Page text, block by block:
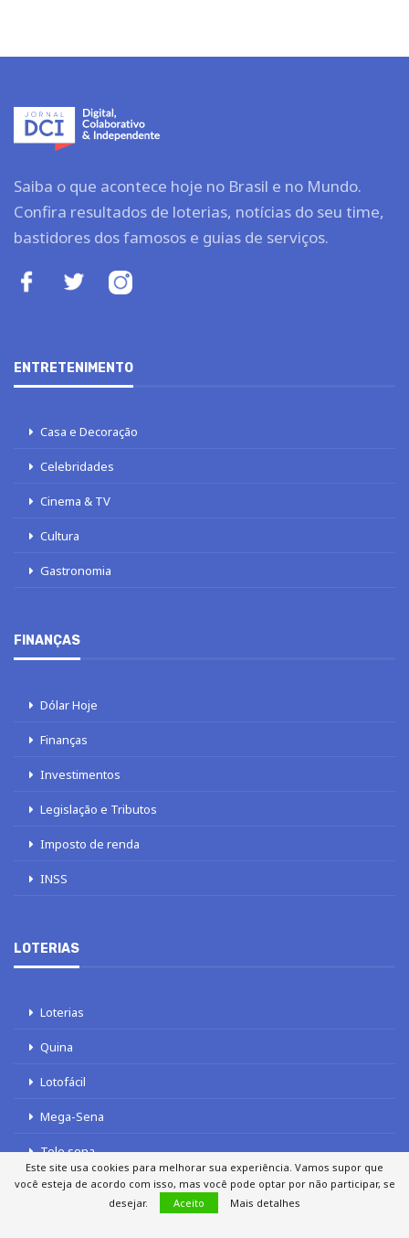
Saiba o que acontece hoje no Brasil e no Mundo.
Confira resultados de loterias, notícias do seu time,
bastidores dos famosos e guias de serviços.
ENTRETENIMENTO
Casa e Decoração
Celebridades
Cinema & TV
Cultura
Gastronomia
FINANÇAS
Dólar Hoje
Finanças
Investimentos
Legislação e Tributos
Imposto de renda
INSS
LOTERIAS
Loterias
Quina
Lotofácil
Mega-Sena
Tele sena
Este site usa cookies para melhorar sua experiência. Vamos supor que
você esteja de acordo com isso, mas você pode optar por não participar, se
desejar.
Aceito Mais detalhes